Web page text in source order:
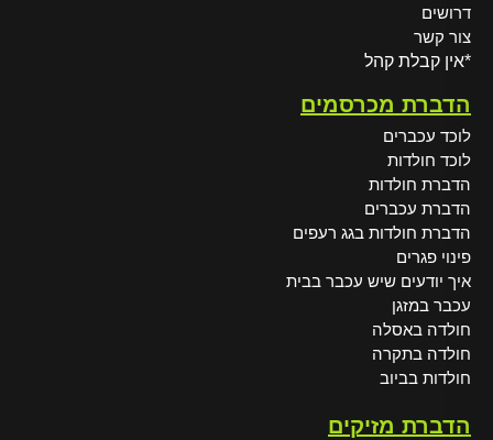
דרושים
צור קשר
*אין קבלת קהל
הדברת מכרסמים
לוכד עכברים
לוכד חולדות
הדברת חולדות
הדברת עכברים
הדברת חולדות בגג רעפים
פינוי פגרים
איך יודעים שיש עכבר בבית
עכבר במזגן
חולדה באסלה
חולדה בתקרה
חולדות בביוב
הדברת מזיקים